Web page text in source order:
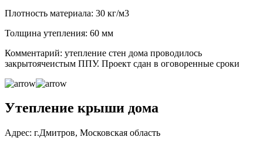
Плотность материала: 30 кг/м3
Толщина утепления: 60 мм
Комментарий: утепление стен дома проводилось
закрытоячеистым ППУ. Проект сдан в оговоренные сроки
Утепление крыши дома
Адрес: г.Дмитров, Московская область